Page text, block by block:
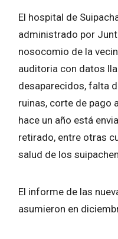
El hospital de
administrado por
nosocomio de la
auditoria con datos
desaparecidos, falta
ruinas, corte de pago
hace un año está
retirado, entre otras
salud de los
El informe de las
asumieron en